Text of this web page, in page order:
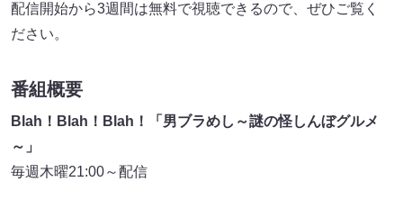
配信開始から3週間は無料で視聴できるので、ぜひご覧く
ださい。
番組概要
Blah！Blah！Blah！「男ブラめし～謎の怪しんぼグルメ
～」
毎週木曜21:00～配信